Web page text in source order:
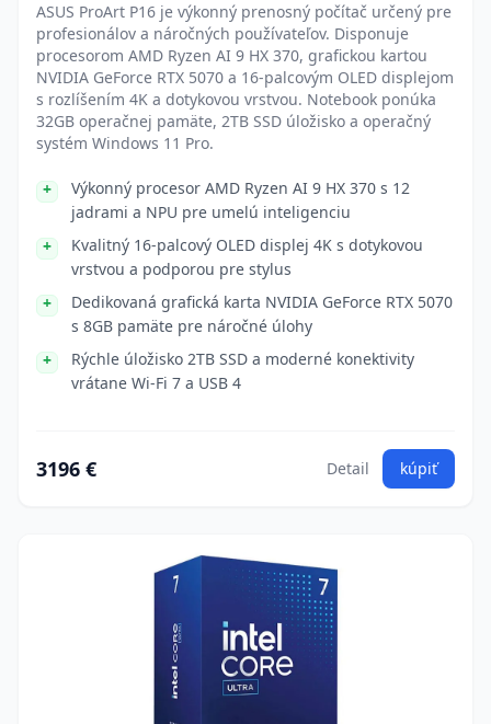
ASUS ProArt P16 je výkonný prenosný počítač určený pre
profesionálov a náročných používateľov. Disponuje
procesorom AMD Ryzen AI 9 HX 370, grafickou kartou
NVIDIA GeForce RTX 5070 a 16-palcovým OLED displejom
s rozlíšením 4K a dotykovou vrstvou. Notebook ponúka
32GB operačnej pamäte, 2TB SSD úložisko a operačný
systém Windows 11 Pro.
Výkonný procesor AMD Ryzen AI 9 HX 370 s 12
jadrami a NPU pre umelú inteligenciu
Kvalitný 16-palcový OLED displej 4K s dotykovou
vrstvou a podporou pre stylus
Dedikovaná grafická karta NVIDIA GeForce RTX 5070
s 8GB pamäte pre náročné úlohy
Rýchle úložisko 2TB SSD a moderné konektivity
vrátane Wi-Fi 7 a USB 4
3196 € Detail kúpiť